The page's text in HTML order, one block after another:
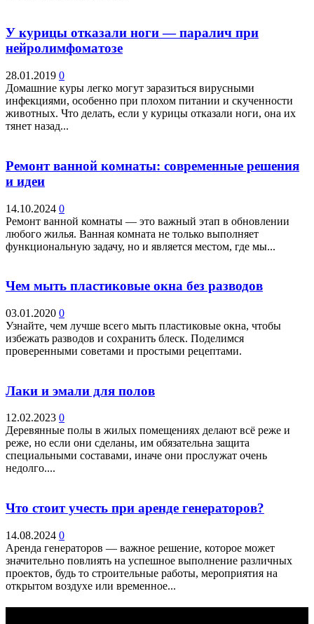
У курицы отказали ноги — паралич при
нейролимфоматозе
28.01.2019 0
Домашние куры легко могут заразиться вирусными
инфекциями, особенно при плохом питании и скученности
животных. Что делать, если у курицы отказали ноги, она их
тянет назад...
Ремонт ванной комнаты: современные решения
и идеи
14.10.2024 0
Ремонт ванной комнаты — это важный этап в обновлении
любого жилья. Ванная комната не только выполняет
функциональную задачу, но и является местом, где мы...
Чем мыть пластиковые окна без разводов
03.01.2020 0
Узнайте, чем лучше всего мыть пластиковые окна, чтобы
избежать разводов и сохранить блеск. Поделимся
проверенными советами и простыми рецептами.
Лаки и эмали для полов
12.02.2023 0
Деревянные полы в жилых помещениях делают всё реже и
реже, но если они сделаны, им обязательна защита
специальными составами, иначе они прослужат очень
недолго....
Что стоит учесть при аренде генераторов?
14.08.2024 0
Аренда генераторов — важное решение, которое может
значительно повлиять на успешное выполнение различных
проектов, будь то строительные работы, мероприятия на
открытом воздухе или временное...